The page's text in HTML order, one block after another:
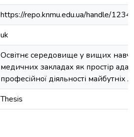
https://repo.knmu.edu.ua/handle/
uk
Освітнє середовище у вищих
медичних закладах як простір
професійної діяльності майбутніх
Thesis